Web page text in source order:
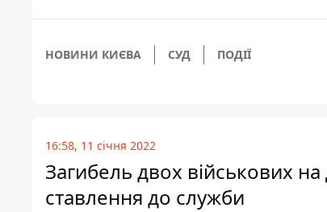
НОВИНИ КИЄВА СУД ПОДІЇ
16:58, 11 січня 2022
Загибель двох військових
ставлення до служби